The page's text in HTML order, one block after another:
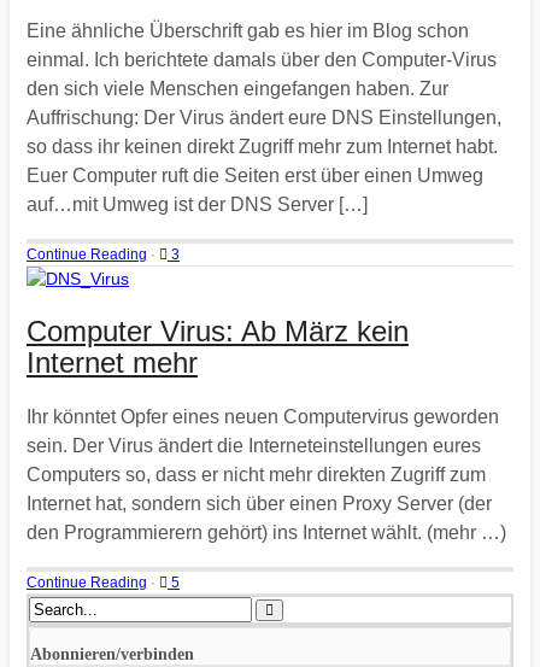
Eine ähnliche Überschrift gab es hier im Blog schon
einmal. Ich berichtete damals über den Computer-Virus
den sich viele Menschen eingefangen haben. Zur
Auffrischung: Der Virus ändert eure DNS Einstellungen,
so dass ihr keinen direkt Zugriff mehr zum Internet habt.
Euer Computer ruft die Seiten erst über einen Umweg
auf…mit Umweg ist der DNS Server […]
Continue Reading · 3
Computer Virus: Ab März kein
Internet mehr
Ihr könntet Opfer eines neuen Computervirus geworden
sein. Der Virus ändert die Interneteinstellungen eures
Computers so, dass er nicht mehr direkten Zugriff zum
Internet hat, sondern sich über einen Proxy Server (der
den Programmierern gehört) ins Internet wählt. (mehr …)
Continue Reading · 5
Abonnieren/verbinden